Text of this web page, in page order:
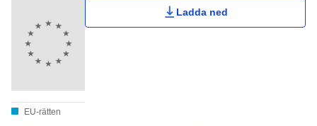
EU-rätten
Ladda ned